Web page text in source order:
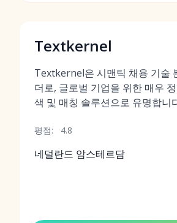
Textkernel
Textkernel은 시맨틱 채용 기술
더로, 글로벌 기업을 위한 매우
색 및 매칭 솔루션으로 유명합니
평점: 4.8
네덜란드 암스테르담